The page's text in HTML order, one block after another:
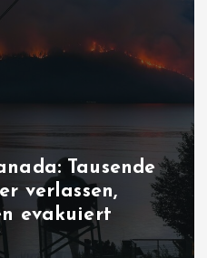
Tausende
verlassen,
evakuiert